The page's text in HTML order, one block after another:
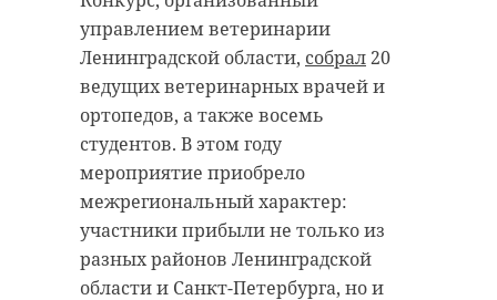
управлением ветеринарии
Ленинградской области, собрал20
ведущих ветеринарных врачей и
ортопедов, а также восемь
студентов. В этом году
мероприятие приобрело
межрегиональный характер:
участники прибыли не только из
разных районов Ленинградской
области и Санкт-Петербурга, но и